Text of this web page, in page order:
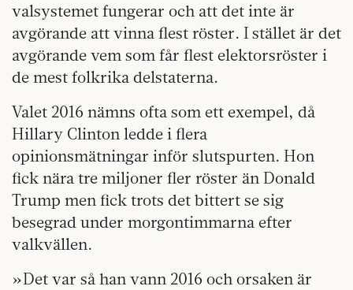
valsystemet fungerar och att det inte är
avgörande att vinna flest röster. I stället är det
avgörande vem som får flest elektorsröster i
de mest folkrika delstaterna.
Valet 2016 nämns ofta som ett exempel, då
Hillary Clinton ledde i flera
opinionsmätningar inför slutspurten. Hon
fick nära tre miljoner fler röster än Donald
Trump men fick trots det bittert se sig
besegrad under morgontimmarna efter
valkvällen.
»Det var så han vann 2016 och orsaken är